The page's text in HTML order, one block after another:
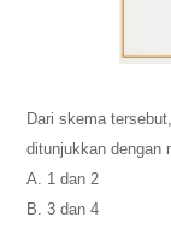
Dari skema
ditunjukkan dengan
A. 1 dan 2
B. 3 dan 4